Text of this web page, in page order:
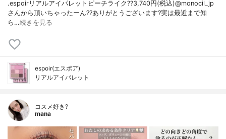
.espoirリアルアイパレットピーチライク??3,740円(税込)@monocil_jp
さんから頂いちゃったーん??ありがとうございます?実は最近まで知
ら…続きを見る
espoir(エスポア)
リアルアイパレット
コスメ好き?
mana